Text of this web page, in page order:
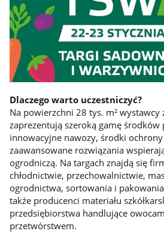
Dlaczego warto uczestniczyć?
Na powierzchni 28 tys. m² wystawcy
zaprezentują szeroką gamę
innowacyjne nawozy, środki
zaawansowane rozwiązania
ogrodniczą. Na targach znajdą się
chłodnictwie, przechowalnictwie,
ogrodnictwa, sortowania i
także producenci materiału
przedsiębiorstwa handlujące
przetwórstwem.